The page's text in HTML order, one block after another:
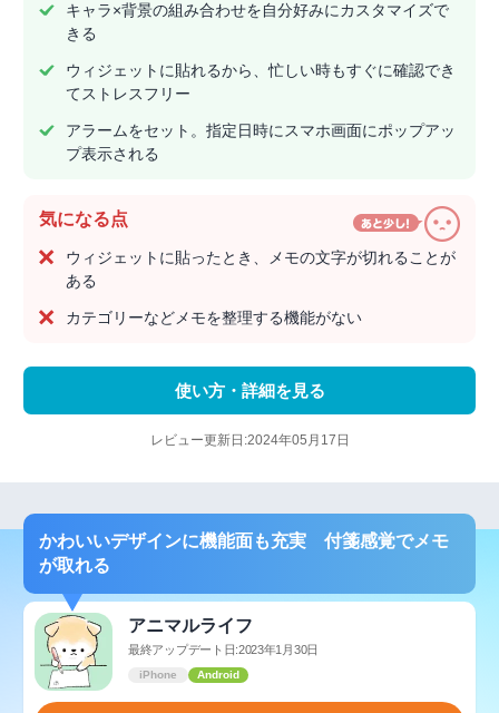
キャラ×背景の組み合わせを自分好みにカスタマイズで
きる
ウィジェットに貼れるから、忙しい時もすぐに確認でき
てストレスフリー
アラームをセット。指定日時にスマホ画面にポップアッ
プ表示される
気になる点
ウィジェットに貼ったとき、メモの文字が切れることが
ある
カテゴリーなどメモを整理する機能がない
使い方・詳細を見る
レビュー更新日:2024年05月17日
かわいいデザインに機能面も充実 付箋感覚でメモ
が取れる
アニマルライフ
最終アップデート日:2023年1月30日
iPhone Android